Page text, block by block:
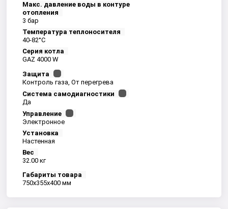
Макс. давление воды в контуре
отопления
3 бар
Температура теплоносителя
40-82°С
Серия котла
GAZ 4000 W
Защита
Контроль газа, От перегрева
Система самодиагностики
Да
Управление
Электронное
Установка
Настенная
Вес
32.00 кг
Габариты товара
750x355x400 мм